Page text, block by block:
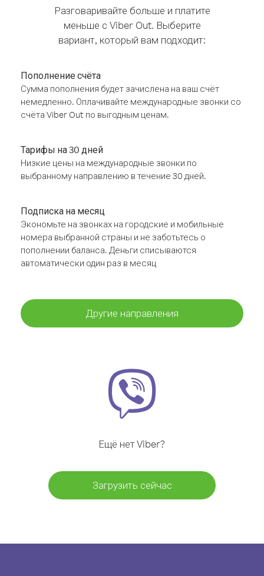
Разговаривайте больше и платите
меньше с Viber Out. Выберите
вариант, который вам подходит:
Пополнение счёта
Сумма пополнения будет зачислена на ваш счёт
немедленно. Оплачивайте международные звонки со
счёта Viber Out по выгодным ценам.
Тарифы на 30 дней
Низкие цены на международные звонки по
выбранному направлению в течение 30 дней.
Подписка на месяц
Экономьте на звонках на городские и мобильные
номера выбранной страны и не заботьтесь о
пополнении баланса. Деньги списываются
автоматически один раз в месяц
Другие направления
Ещё нет Viber?
Загрузить сейчас